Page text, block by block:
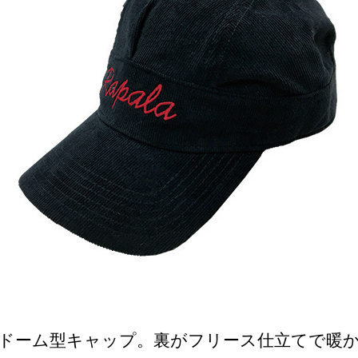
ーム型キャップ。 裏がフリース仕立てで暖